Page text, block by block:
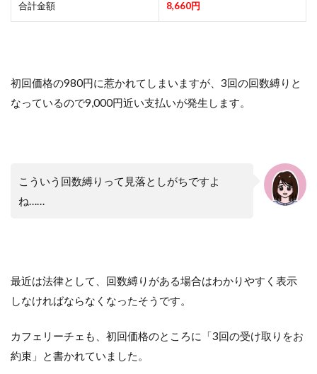
合計金額 8,660円
初回価格の980円に惹かれてしまいますが、3回の回数縛りと
なっているので9,000円近い支払いが発生します。
こういう回数縛りって見落としがちですよ
ね……
最近は法律として、回数縛りがある場合はわかりやすく表示
しなければならなくなったそうです。
カフェリーチェも、初回価格のところに「3回の受け取りをお
約束」と書かれていました。